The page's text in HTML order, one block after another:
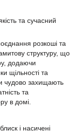
та сучасний
розкоші та
структуру, що
додаючи
щільності та
чудово захищають
та
в домі.
і насичені